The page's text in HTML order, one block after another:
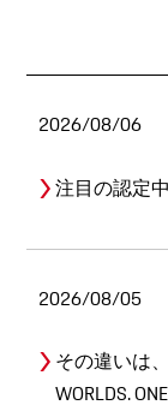
2026/08/06
注目の認定
2026/08/05
その違いは
WORLDS.